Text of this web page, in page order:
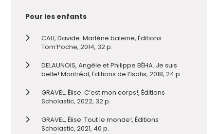
Pour les enfants
CALI, Davide. Marlène baleine, Éditions
Tom’Poche, 2014, 32 p.
DELAUNOIS, Angèle et Philippe BÉHA. Je suis
belle! Montréal, Éditions de l’Isatis, 2018, 24 p.
GRAVEL, Élise. C’est mon corps!, Éditions
Scholastic, 2022, 32 p.
GRAVEL, Élise. Tout le monde!, Éditions
Scholastic, 2021, 40 p.